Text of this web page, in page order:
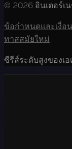
© 2026 อินเตอร์เ
ข้อกำหนดและเงื่อ
ทาสสมัยใหม่
ซีรีส์ระดับสูงของเอ